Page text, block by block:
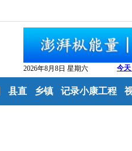
2026年8月8日 星期六
县直 乡镇 记录小康工程